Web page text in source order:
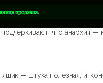
что анархия —
— штука полезная, и,